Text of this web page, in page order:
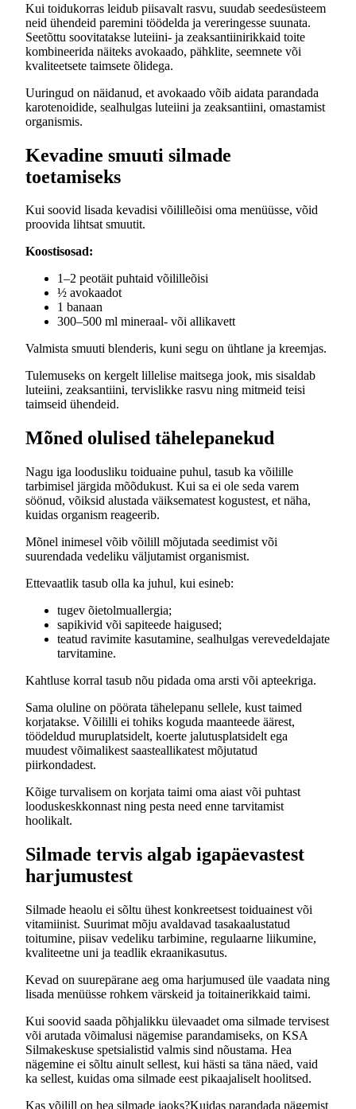
Kui toidukorras leidub piisavalt rasvu, suudab seedesüsteem
neid ühendeid paremini töödelda ja vereringesse suunata.
Seetõttu soovitatakse luteiini- ja zeaksantiinirikkaid toite
kombineerida näiteks avokaado, pähklite, seemnete või
kvaliteetsete taimsete õlidega.
Uuringud on näidanud, et avokaado võib aidata parandada
karotenoidide, sealhulgas luteiini ja zeaksantiini, omastamist
organismis.
Kevadine smuuti silmade
toetamiseks
Kui soovid lisada kevadisi võililleõisi oma menüüsse, võid
proovida lihtsat smuutit.
Koostisosad:
1–2 peotäit puhtaid võililleõisi
½ avokaadot
1 banaan
300–500 ml mineraal- või allikavett
Valmista smuuti blenderis, kuni segu on ühtlane ja kreemjas.
Tulemuseks on kergelt lillelise maitsega jook, mis sisaldab
luteiini, zeaksantiini, tervislikke rasvu ning mitmeid teisi
taimseid ühendeid.
Mõned olulised tähelepanekud
Nagu iga loodusliku toiduaine puhul, tasub ka võilille
tarbimisel järgida mõõdukust. Kui sa ei ole seda varem
söönud, võiksid alustada väiksematest kogustest, et näha,
kuidas organism reageerib.
Mõnel inimesel võib võilill mõjutada seedimist või
suurendada vedeliku väljutamist organismist.
Ettevaatlik tasub olla ka juhul, kui esineb:
tugev õietolmuallergia;
sapikivid või sapiteede haigused;
teatud ravimite kasutamine, sealhulgas verevedeldajate
tarvitamine.
Kahtluse korral tasub nõu pidada oma arsti või apteekriga.
Sama oluline on pöörata tähelepanu sellele, kust taimed
korjatakse. Võililli ei tohiks koguda maanteede äärest,
töödeldud muruplatsidelt, koerte jalutusplatsidelt ega
muudest võimalikest saasteallikatest mõjutatud
piirkondadest.
Kõige turvalisem on korjata taimi oma aiast või puhtast
looduskeskkonnast ning pesta need enne tarvitamist
hoolikalt.
Silmade tervis algab igapäevastest
harjumustest
Silmade heaolu ei sõltu ühest konkreetsest toiduainest või
vitamiinist. Suurimat mõju avaldavad tasakaalustatud
toitumine, piisav vedeliku tarbimine, regulaarne liikumine,
kvaliteetne uni ja teadlik ekraanikasutus.
Kevad on suurepärane aeg oma harjumused üle vaadata ning
lisada menüüsse rohkem värskeid ja toitainerikkaid taimi.
Kui soovid saada põhjalikku ülevaadet oma silmade tervisest
või arutada võimalusi nägemise parandamiseks, on KSA
Silmakeskuse spetsialistid valmis sind nõustama. Hea
nägemine ei sõltu ainult sellest, kui hästi sa täna näed, vaid
ka sellest, kuidas oma silmade eest pikaajaliselt hoolitsed.
Kas võilill on hea silmade jaoks?Kuidas parandada nägemist